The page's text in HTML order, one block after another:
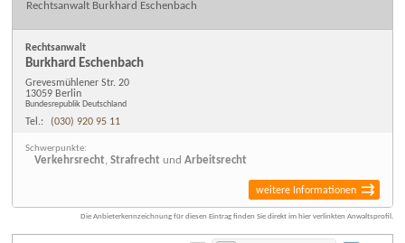
Rechtsanwalt Burkhard Eschenbach
Rechtsanwalt
Burkhard Eschenbach
Grevesmühlener Str. 20
13059 Berlin
Bundesrepublik Deutschland
Tel.: (030) 920 95 11
Schwerpunkte:
Verkehrsrecht,Strafrecht undArbeitsrecht
weitere Informationen
Die Anbieterkennzeichnung für diesen Eintrag finden Sie direkt im hier verlinkten Anwaltsprofil.